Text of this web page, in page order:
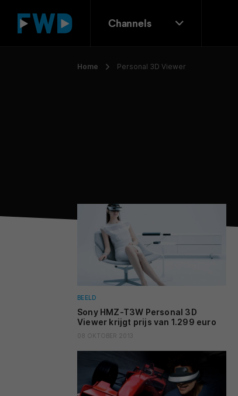
Channels
Home Personal 3D Viewer
BEELD
Sony HMZ-T3W Personal 3D
Viewer krijgt prijs van 1.299 euro
08 OKTOBER 2013